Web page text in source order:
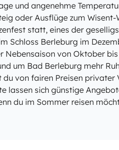
und angenehme
oder Ausflüge zum
statt, eines der
Schloss Berleburg im
Nebensaison von Oktober
um Bad Berleburg mehr
von fairen Preisen privater
lassen sich günstige
du im Sommer reisen